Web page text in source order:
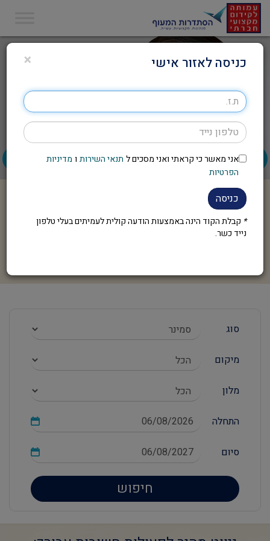
סוג
מיקום
מלון
התחלה
סיום
חיפוש
× כניסה לאזור אישי
אני מאשר כי קראתי ואני מסכים ל תנאי השירות ו מדיניות
הפרטיות
כניסה
* קבלת הקוד הינה באמצעות הודעה קולית לעמיתים בעלי טלפון
נייד כשר.